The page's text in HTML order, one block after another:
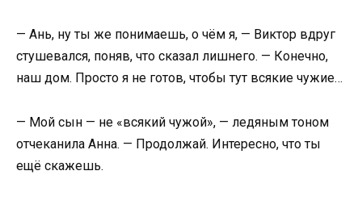
— Ань, ну ты же понимаешь, о чём я, — Виктор вдруг
стушевался, поняв, что сказал лишнего. — Конечно,
наш дом. Просто я не готов, чтобы тут всякие чужие…
— Мой сын — не «всякий чужой», — ледяным тоном
отчеканила Анна. — Продолжай. Интересно, что ты
ещё скажешь.